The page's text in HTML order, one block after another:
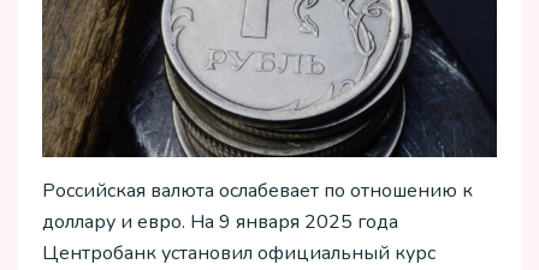
Российская валюта ослабевает по отношению к
доллару и евро. На 9 января 2025 года
Центробанк установил официальный курс